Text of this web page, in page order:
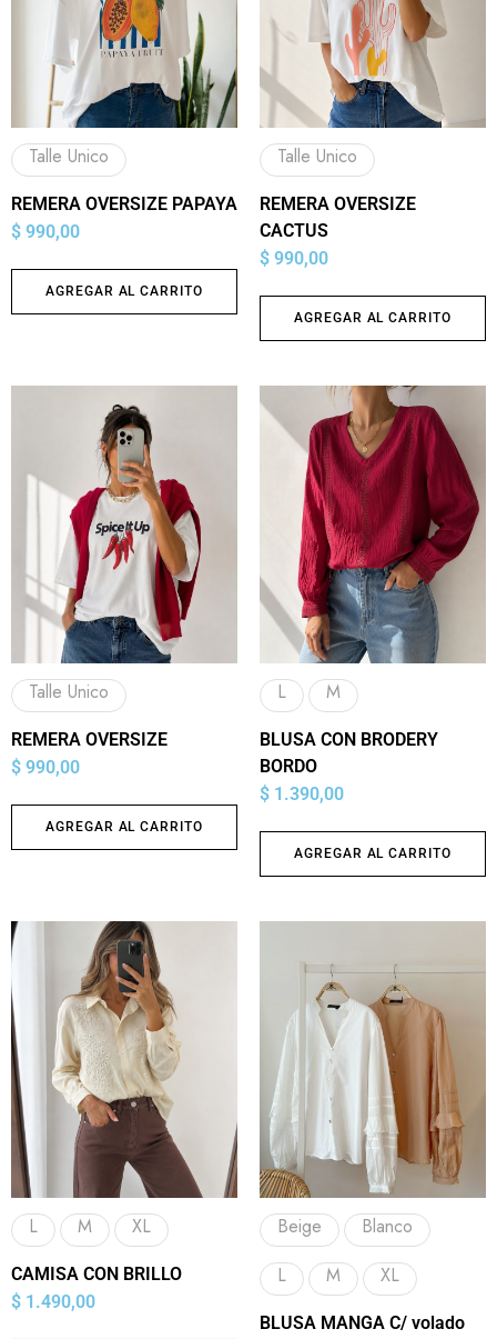
Talle Unico
REMERA OVERSIZE PAPAYA
$ 990,00
AGREGAR AL CARRITO
Talle Unico
REMERA OVERSIZE
CACTUS
$ 990,00
AGREGAR AL CARRITO
Talle Unico
REMERA OVERSIZE
$ 990,00
AGREGAR AL CARRITO
L M
BLUSA CON BRODERY
BORDO
$ 1.390,00
AGREGAR AL CARRITO
L M XL
CAMISA CON BRILLO
$ 1.490,00
Beige
Blanco
L
M XL
BLUSA MANGA C/ volado